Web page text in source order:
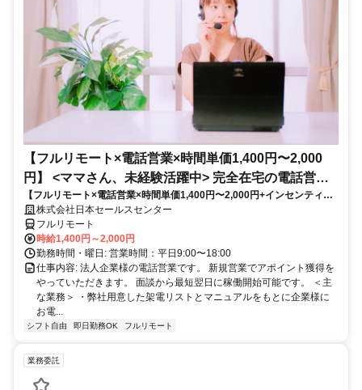
【フルリモート×電話営業×時間単価1,400円〜2,000
円】 <ママさん、未経験活躍中> 完全在宅の電話営業
で家庭と仕事の両立を実現
【フルリモート×電話営業×時間単価1,400円〜2,000円+インセンティブ
あり】 ＜ママさん、未経験活躍中＞ 完全在宅の電話営業で家庭と仕事の
両立を実現
株式会社日本セールスセンター
フルリモート
時給1,400円～2,000円
勤務時間・曜日: 営業時間：平日9:00〜18:00
仕事内容: 法人企業様の電話営業です。 新規営業でアポイント獲得を
やっていただきます。 面談から最短翌日に稼働開始可能です。 ＜主
な業務＞ ・弊社用意した架電リストとマニュアルをもとに企業様に
お電...
シフト自由 即日勤務OK フルリモート
業務委託